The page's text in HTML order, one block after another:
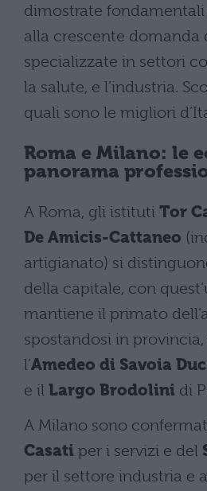
dimostrate
alla crescente domanda
specializzate in settori
la salute, e l’industria.
quali sono le migliori
Roma e Milano: le
panorama
A Roma, gli istituti Tor
De Amicis-Cattaneo
artigianato) si
della capitale, con
mantiene il primato
spostandosi in
l’Amedeo di Savoia
e il Largo Brodolini di
A Milano sono
Casati per i servizi e del
per il settore industria e